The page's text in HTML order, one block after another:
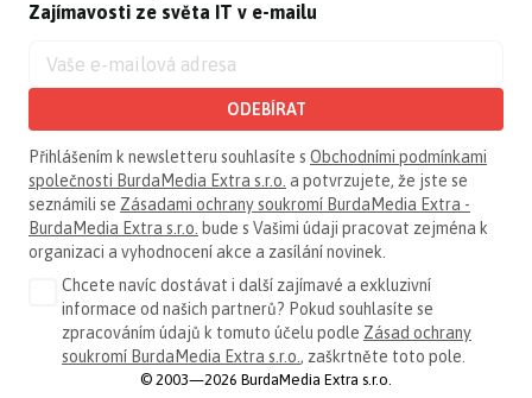
Zajímavosti ze světa IT v e-mailu
ODEBÍRAT
Přihlášením k newsletteru souhlasíte s Obchodními podmínkami
společnosti BurdaMedia Extra s.r.o. a potvrzujete, že jste se
seznámili se Zásadami ochrany soukromí BurdaMedia Extra -
BurdaMedia Extra s.r.o. bude s Vašimi údaji pracovat zejména k
organizaci a vyhodnocení akce a zasílání novinek.
Chcete navíc dostávat i další zajímavé a exkluzivní
informace od našich partnerů? Pokud souhlasíte se
zpracováním údajů k tomuto účelu podle Zásad ochrany
soukromí BurdaMedia Extra s.r.o., zaškrtněte toto pole.
© 2003—2026 BurdaMedia Extra s.r.o.